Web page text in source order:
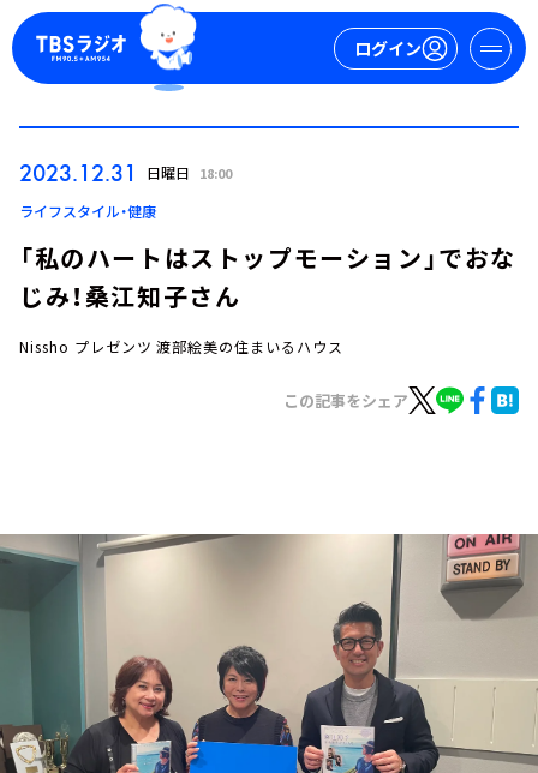
ログイン
ログイン
お知らせ
会社情報
2023.12.31 日曜日 18:00
ライフスタイル・健康
「私のハートはストップモーション」でおな
じみ！桑江知子さん
Nissho プレゼンツ 渡部絵美の住まいるハウス
この記事をシェア